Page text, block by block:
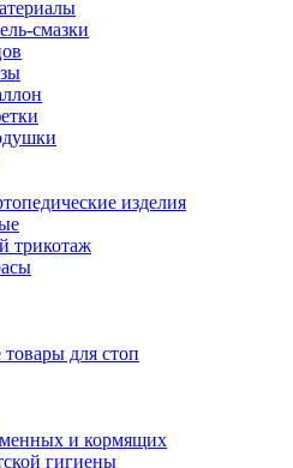
смазки
изделия
трикотаж
для стоп
и кормящих
гигиены